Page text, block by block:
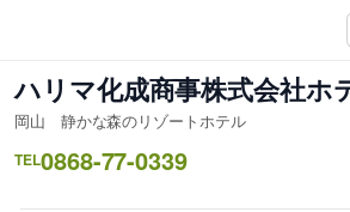
ス
キ
ッ
ハリマ化成商事株式会社ホ
岡山 静かな森のリゾートホテル
TEL0868-77-0339